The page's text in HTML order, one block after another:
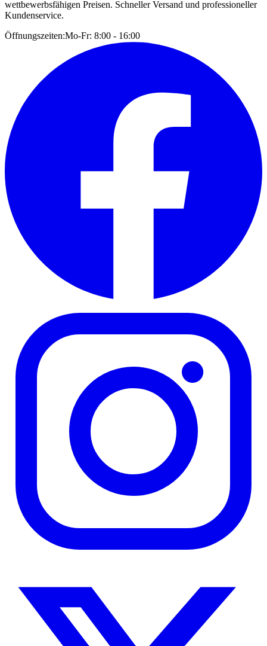
wettbewerbsfähigen Preisen. Schneller Versand und professioneller
Kundenservice.
Öffnungszeiten:Mo-Fr: 8:00 - 16:00